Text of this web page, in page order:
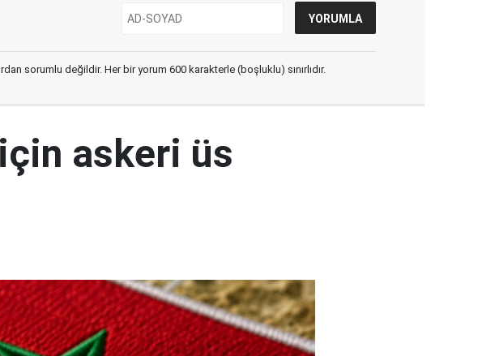
sorumlu değildir. Her bir yorum 600 karakterle (boşluklu) sınırlıdır.
askeri üs